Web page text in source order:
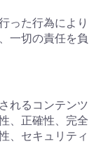
った行為により
一切の責任を負
れるコンテンツ
、正確性、完全
、セキュリティ